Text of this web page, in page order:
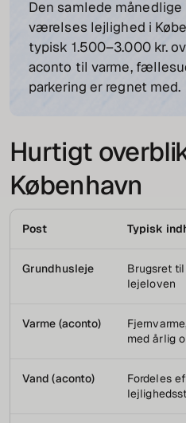
Den samlede
værelses lejlighed i
typisk 1.500–3.000 kr.
aconto til varme,
parkering er regnet med.
Hurtigt
København
Post Typisk
Grundhusleje
Brugsret
lejeloven
Varme (aconto)
med årlig
Vand (aconto)
Fordeles